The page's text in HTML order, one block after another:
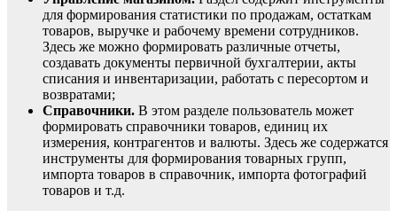
для формирования статистики по продажам, остаткам
товаров, выручке и рабочему времени сотрудников.
Здесь же можно формировать различные отчеты,
создавать документы первичной бухгалтерии, акты
списания и инвентаризации, работать с пересортом и
возвратами;
Справочники. В этом разделе пользователь может
формировать справочники товаров, единиц их
измерения, контрагентов и валюты. Здесь же содержатся
инструменты для формирования товарных групп,
импорта товаров в справочник, импорта фотографий
товаров и т.д.